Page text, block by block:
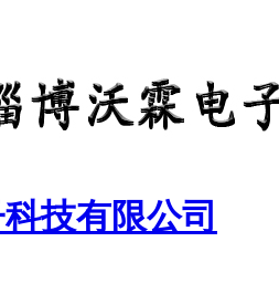
技有限公司